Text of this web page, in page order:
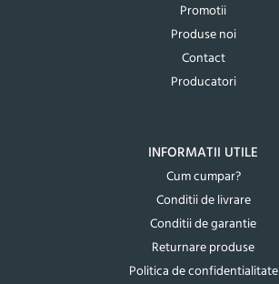
Promotii
Produse noi
Contact
Producatori
INFORMATII UTILE
Cum cumpar?
Conditii de livrare
Conditii de garantie
Returnare produse
Politica de confidentialitate